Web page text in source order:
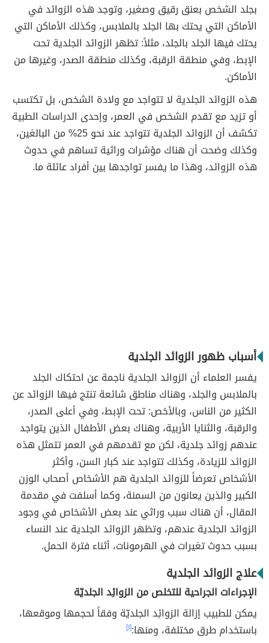
بجلد الشخص بعنق رقيق وصغير، وتوجد هذه الزوائد في
الأماكن التي يحتك بها الجلد بالملابس، وكذلك الأماكن التي
يحتك فيها الجلد بالجلد، مثلاً: تظهر الزوائد الجلدية تحت
الإبط، وفي منطقة الرقبة، وكذلك منطقة الصدر، وغيرها من
الأماكن.
هذه الزوائد الجلدية لا تتواجد مع ولادة الشخص، بل تكتسب
أو تزيد مع تقدم الشخص في العمر، وإحدى الدراسات الطبية
تكشف أن الزوائد الجلدية تتواجد عند نحو 25% من البالغين،
وكذلك وضحت أن هناك مؤشرات وراثية تساهم في حدوث
هذه الزوائد، وهذا ما يفسر تواجدها بين أفراد عائلة ما.
أسباب ظهور الزوائد الجلدية
يفسر العلماء أن الزوائد الجلدية ناجمة عن احتكاك الجلد
بالملابس والجلد، وهناك مناطق شائعة تنتج فيها الزوائد عن
الكثير من الناس، وبالأخص: تحت الإبط، وفي أعلى الصدر،
والرقبة، والثنايا الأربية، وهناك بعض الأطفال الذين يتواجد
عندهم زوائد جلدية، لكن مع تقدمهم في العمر تتمثل هذه
الزوائد للزيادة، وكذلك تتواجد عند كبار السن، وأكثر
الأشخاص تعرضاً للزوائد الجلدية هم الأشخاص أصحاب الوزن
الكبير والذين يعانون من السمنة، وكما أسلفت في مقدمة
المقال، أن هناك سبب وراثي عند بعض الأشخاص في وجود
الزوائد الجلدية عندهم، وتظهر الزوائد الجلدية عند النساء
بسبب حدوث تغيرات في الهرمونات، أثناء فترة الحمل.
علاج الزوائد الجلدية
الإجراءات الجراحية للتخلص من الزوائِد الجلديّة
يمكن للطبيب إزالة الزوائِد الجلديّة وفقاً لحجمها وموقعها،
باستخدام طرق مختلفة، ومنها:[١]